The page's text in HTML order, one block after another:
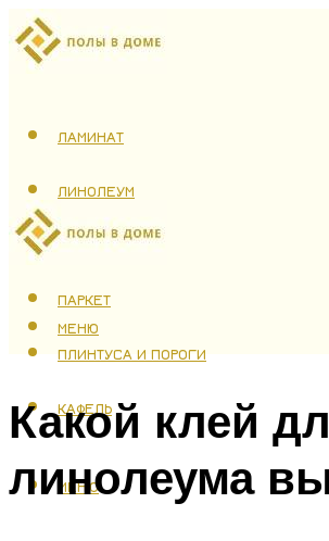
ЛАМИНАТ
ЛИНОЛЕУМ
ТЕПЛЫЙ ПОЛ
ПАРКЕТ
ПЛИНТУСА И ПОРОГИ
КАФЕЛЬ
МЕНЮ
МЕНЮ
Какой клей
линолеума